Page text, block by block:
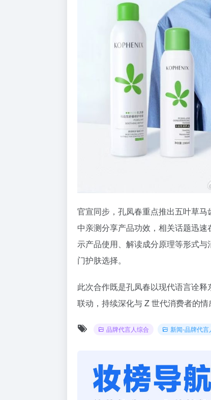
官宣同步，孔凤春重点推出五叶草
中亲测分享产品功效，相关话题迅
示产品使用、解读成分原理等形式与
门护肤选择。
此次合作既是孔凤春以现代语言诠
联动，持续深化与 Z 世代消费者的情
品牌代言人综合 新闻-品牌代言